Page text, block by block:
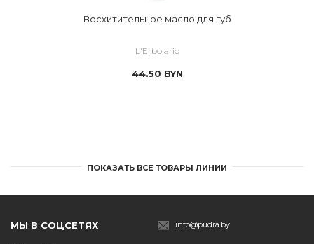
Восхитительное масло для губ
L'Erbolario
44.50 BYN
ПОКАЗАТЬ ВСЕ ТОВАРЫ ЛИНИИ
МЫ В СОЦСЕТЯХ info@pudra.by